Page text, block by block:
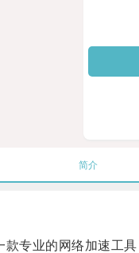
简介
业的网络加速工具